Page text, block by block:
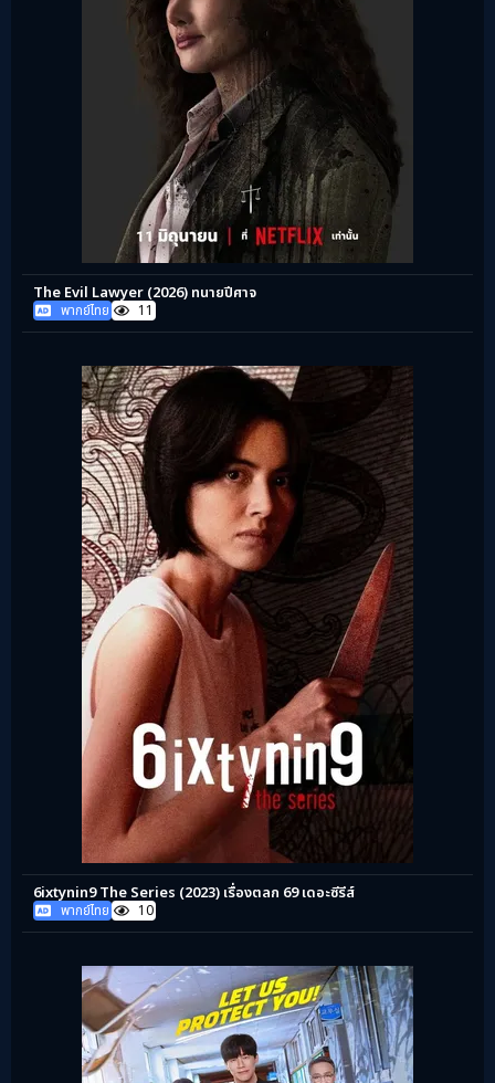
The Evil Lawyer (2026) ทนายปีศาจ
พากย์ไทย 11
6ixtynin9 The Series (2023) เรื่องตลก 69 เดอะซีรีส์
พากย์ไทย 10